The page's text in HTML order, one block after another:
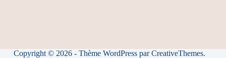
Copyright © 2026 - Thème WordPress parCreativeThemes.